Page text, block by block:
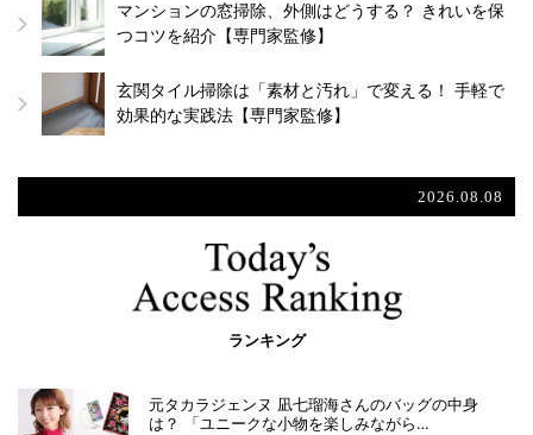
マンションの窓掃除、外側はどうする？ きれいを保
つコツを紹介【専門家監修】
玄関タイル掃除は「素材と汚れ」で変える！ 手軽で
効果的な実践法【専門家監修】
2026.08.08
ランキング
元タカラジェンヌ 凪七瑠海さんのバッグの中身
は？ 「ユニークな小物を楽しみながら…